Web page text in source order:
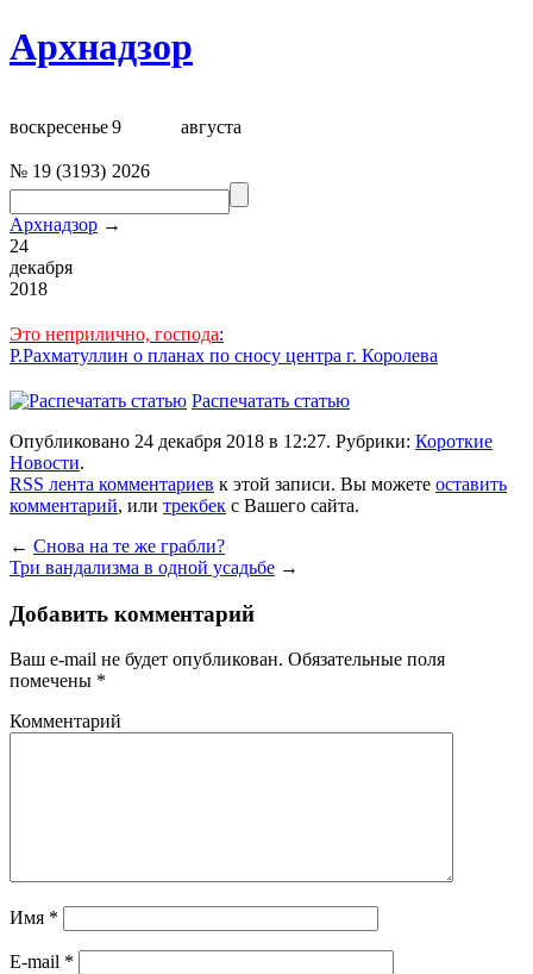
Архнадзор
воскресенье9 августа
№ 19 (3193) 2026
Архнадзор →
24
декабря
2018
Это неприлично, господа:
Р.Рахматуллин о планах по сносу центра г. Королева
Распечатать статью
Опубликовано 24 декабря 2018 в 12:27. Рубрики: Короткие
Новости.
RSS лента комментариев к этой записи. Вы можете оставить
комментарий, или трекбек с Вашего сайта.
← Снова на те же грабли?
Три вандализма в одной усадьбе →
Добавить комментарий
Ваш e-mail не будет опубликован. Обязательные поля
помечены *
Комментарий
Имя *
E-mail *